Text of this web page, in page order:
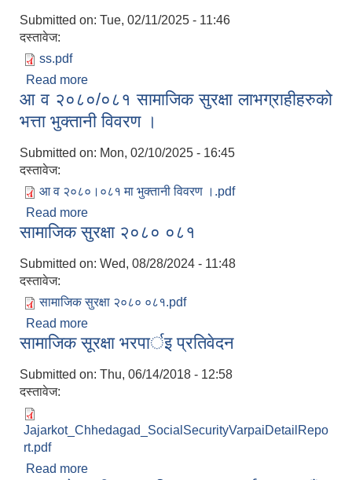
Submitted on: Tue, 02/11/2025 - 11:46
दस्तावेज:
ss.pdf
Read more
भुक्तानी विवरण ।
आ व २०८०/०८१ सामाजिक सुरक्षा लाभग्राहीहरुको
भत्ता भुक्तानी विवरण ।
Submitted on: Mon, 02/10/2025 - 16:45
दस्तावेज:
आ व २०८०।०८१ मा भुक्तानी विवरण ।.pdf
Read more
भत्ता भुक्तानी विवरण ।
सामाजिक सुरक्षा २०८० ०८१
Submitted on: Wed, 08/28/2024 - 11:48
दस्तावेज:
सामाजिक सुरक्षा २०८० ०८१.pdf
Read more
सामाजिक सूरक्षा भरपार्इ प्रतिवेदन
Submitted on: Thu, 06/14/2018 - 12:58
दस्तावेज:
Jajarkot_Chhedagad_SocialSecurityVarpaiDetailRepo
rt.pdf
Read more